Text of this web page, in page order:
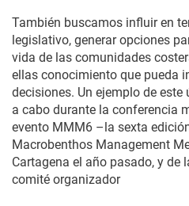
También buscamos influir en
legislativo, generar opciones
vida de las comunidades
ellas conocimiento que pueda
decisiones. Un ejemplo de
a cabo durante la conferencia
evento MMM6 –la sexta
Macrobenthos Management
Cartagena el año pasado, y de
comité organizador